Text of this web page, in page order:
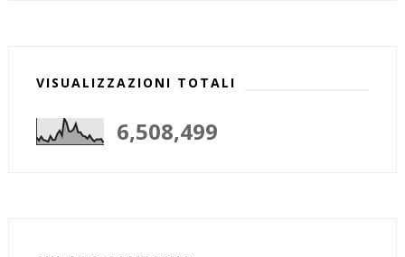
VISUALIZZAZIONI TOTALI
6,508,499